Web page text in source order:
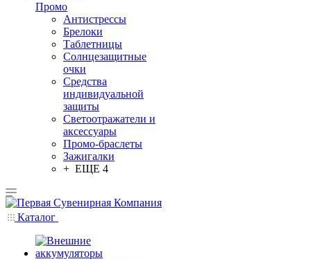
Промо
Антистрессы
Брелоки
Таблетницы
Солнцезащитные
очки
Средства
индивидуальной
защиты
Светоотражатели и
аксессуары
Промо-браслеты
Зажигалки
+ ЕЩЕ 4
Каталог